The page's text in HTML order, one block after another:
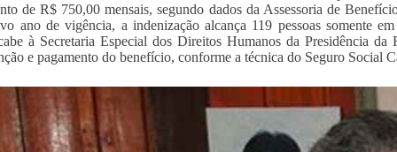
de R$ 750,00 mensais, segundo dados da Assessoria de
ano de vigência, a indenização alcança 119 pessoas somente
à Secretaria Especial dos Direitos Humanos da Presidência
e pagamento do benefício, conforme a técnica do Seguro Social